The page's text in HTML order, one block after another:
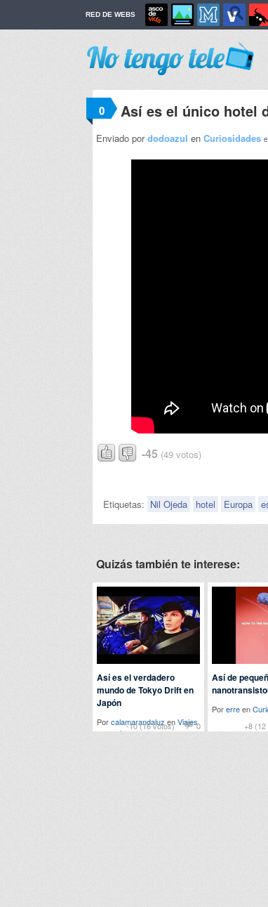
RED DE WEBS
0 Así es el único hotel
Enviado pordodoazul en Curiosidades
-45 (49 votos)
Etiquetas: Nil Ojeda hotel Europa
Quizás también te interese:
-10 (16 votos) 0
Así es el verdadero
mundo de Tokyo Drift en
Japón
Porcalamarandaluz enViajes
y eventos
+8
Así de
Porerreen